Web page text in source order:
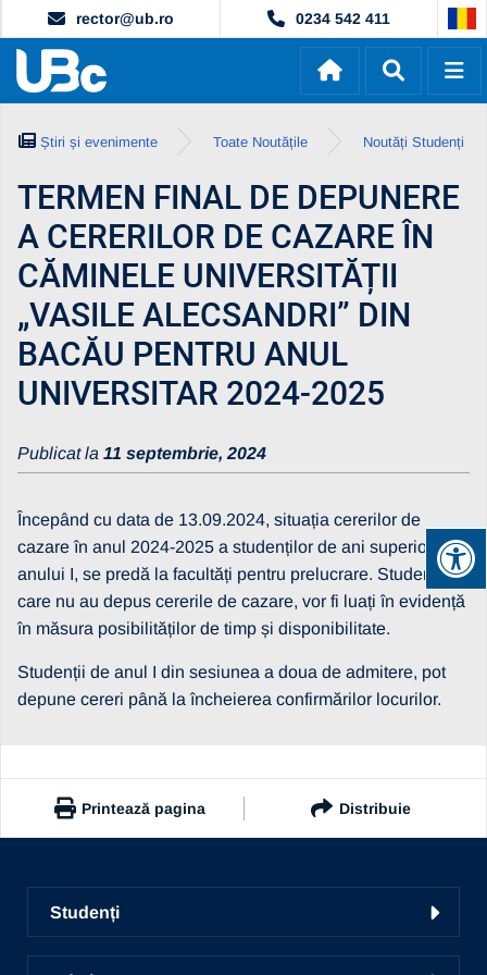
rector@ub.ro 0234 542 411
Știri și evenimente Toate Noutățile Noutăți Studenți
TERMEN FINAL DE DEPUNERE
A CERERILOR DE CAZARE ÎN
CĂMINELE UNIVERSITĂȚII
„VASILE ALECSANDRI” DIN
BACĂU PENTRU ANUL
UNIVERSITAR 2024-2025
Publicat la 11 septembrie, 2024
Începând cu data de 13.09.2024, situația cererilor de
cazare în anul 2024-2025 a studenților de ani superiori
anului I, se predă la facultăți pentru prelucrare. Studenții
care nu au depus cererile de cazare, vor fi luați în evidență
în măsura posibilităților de timp și disponibilitate.
Studenții de anul I din sesiunea a doua de admitere, pot
depune cereri până la încheierea confirmărilor locurilor.
Printează pagina Distribuie
Studenți
Facultăți